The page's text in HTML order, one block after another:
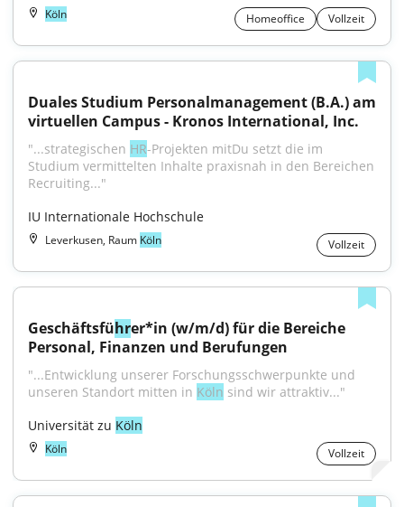
Köln Homeoffice Vollzeit
Duales Studium Personalmanagement (B.A.) am
virtuellen Campus - Kronos International, Inc.
"...strategischen HR-Projekten mitDu setzt die im
Studium vermittelten Inhalte praxisnah in den Bereichen
Recruiting..."
IU Internationale Hochschule
Leverkusen, Raum Köln Vollzeit
Geschäftsführer*in (w/m/d) für die Bereiche
Personal, Finanzen und Berufungen
"...Entwicklung unserer Forschungs­schwerpunkte und
unseren Standort mitten in Köln sind wir attraktiv..."
Universität zu Köln
Köln Vollzeit